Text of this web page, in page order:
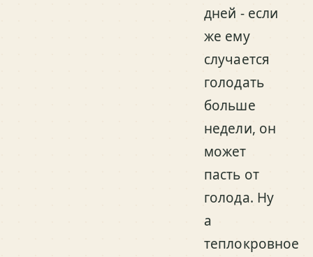
дней - если
же ему
случается
голодать
больше
недели, он
может
пасть от
голода. Ну
а
теплокровное